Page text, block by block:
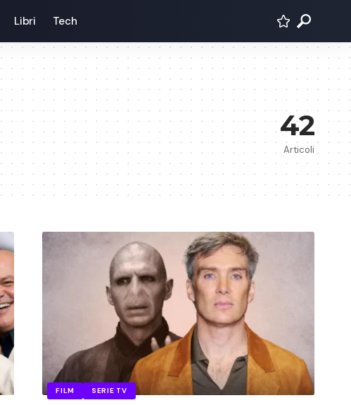
Libri Tech
42
Articoli
FILM SERIE TV